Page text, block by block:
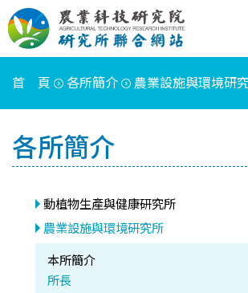
首 頁 各所簡介 農業設施與環境研
各所簡介
動植物生產與健康研究所
農業設施與環境研究所
本所簡介
所長